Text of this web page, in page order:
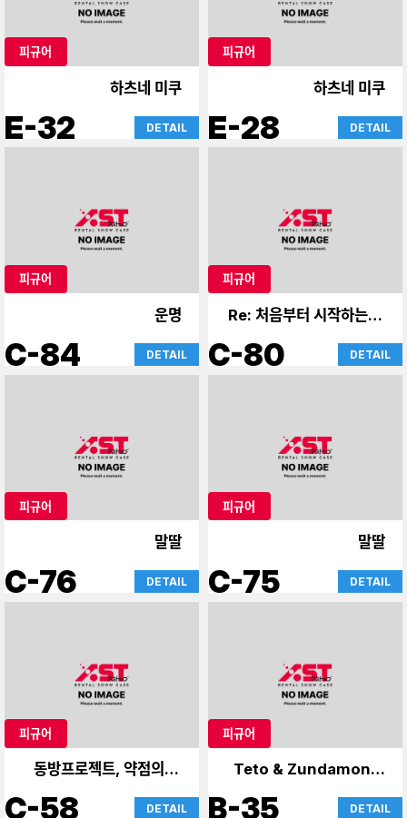
피규어
하츠네 미쿠
E-32 DETAIL
피규어
하츠네 미쿠
E-28 DETAIL
피규어
운명
C-84 DETAIL
피규어
Re: 처음부터 시작하는 이
세계 생활
C-80 DETAIL
피규어
말딸
C-76 DETAIL
피규어
말딸
C-75 DETAIL
피규어
동방프로젝트, 약점의 한
사람
C-58 DETAIL
피규어
Teto & Zundamon &
Yukari
B-35 DETAIL